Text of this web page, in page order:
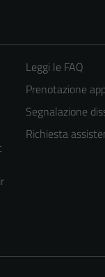
Leggi le FAQ
Prenotazione
Segnalazione
Richiesta